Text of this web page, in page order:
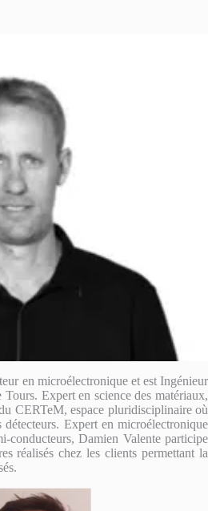
en microélectronique et est Ingénieur
Expert en science des matériaux,
CERTeM, espace pluridisciplinaire où
détecteurs. Expert en microélectronique
conducteurs, Damien Valente participe
réalisés chez les clients permettant la